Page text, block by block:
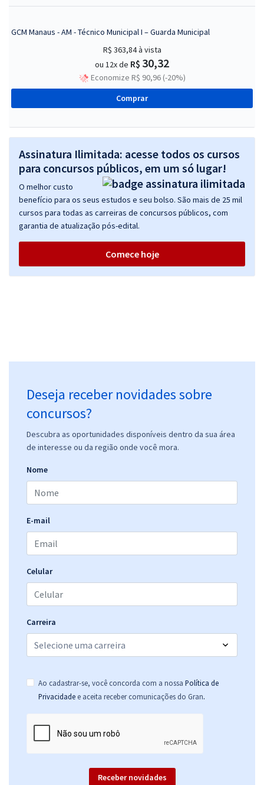
GCM Manaus - AM - Técnico Municipal I – Guarda Municipal
R$ 363,84à vista
ou 12x de R$ 30,32
Economize R$ 90,96 (-20%)
Comprar
Assinatura Ilimitada: acesse todos os cursos
para concursos públicos, em um só lugar!
O melhor custo
benefício para os seus estudos e seu bolso. São mais de 25 mil
cursos para todas as carreiras de concursos públicos, com
garantia de atualização pós-edital.
Comece hoje
Deseja receber novidades sobre
concursos?
Descubra as oportunidades disponíveis dentro da sua área
de interesse ou da região onde você mora.
Nome
E-mail
Celular
Carreira
Ao cadastrar-se, você concorda com a nossa Política de
Privacidade e aceita receber comunicações do Gran.
Receber novidades